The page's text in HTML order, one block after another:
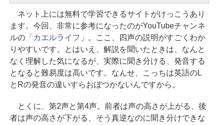
ネット上には無料で学習できるサイトがけっこうあり
ます。今回、非常に参考になったのがYouTubeチャンネ
ルの「カエルライフ」
。ここ、四声の説明がすごくわか
りやすいです。とはいえ、解説を聞いたときは、なんと
なく理解した気になるが、実際に聞き分ける、発音する
となると難易度は高いです。なんせ、こっちは英語のL
とRの発音の違いすらおぼつかないんですから。
とくに、第2声と第4声。前者は声の高さが上がる、後
者は声の高さが下がる、そう真逆なのに聞き分けできな